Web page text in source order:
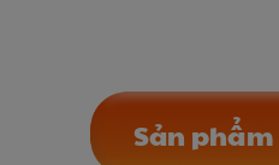
Sản